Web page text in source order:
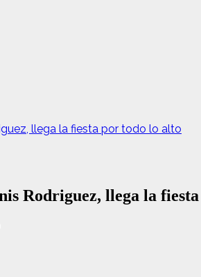
llega la fiesta por todo lo alto
Rodriguez, llega la